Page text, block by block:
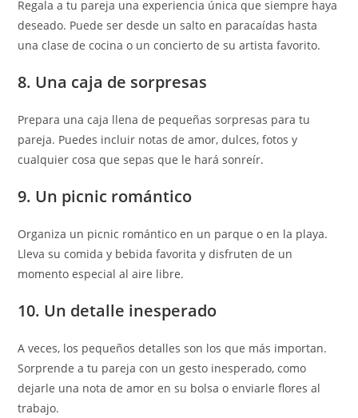
Regala a tu pareja una experiencia única que siempre haya
deseado. Puede ser desde un salto en paracaídas hasta
una clase de cocina o un concierto de su artista favorito.
8. Una caja de sorpresas
Prepara una caja llena de pequeñas sorpresas para tu
pareja. Puedes incluir notas de amor, dulces, fotos y
cualquier cosa que sepas que le hará sonreír.
9. Un picnic romántico
Organiza un picnic romántico en un parque o en la playa.
Lleva su comida y bebida favorita y disfruten de un
momento especial al aire libre.
10. Un detalle inesperado
A veces, los pequeños detalles son los que más importan.
Sorprende a tu pareja con un gesto inesperado, como
dejarle una nota de amor en su bolsa o enviarle flores al
trabajo.